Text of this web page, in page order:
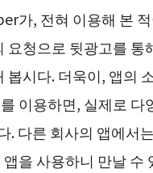
가, 전혀 이용해 본
요청으로 뒷광고를 통
봅시다. 더욱이, 앱의
이용하면, 실제로 다
. 다른 회사의 앱에서
을 사용하니 만날 수